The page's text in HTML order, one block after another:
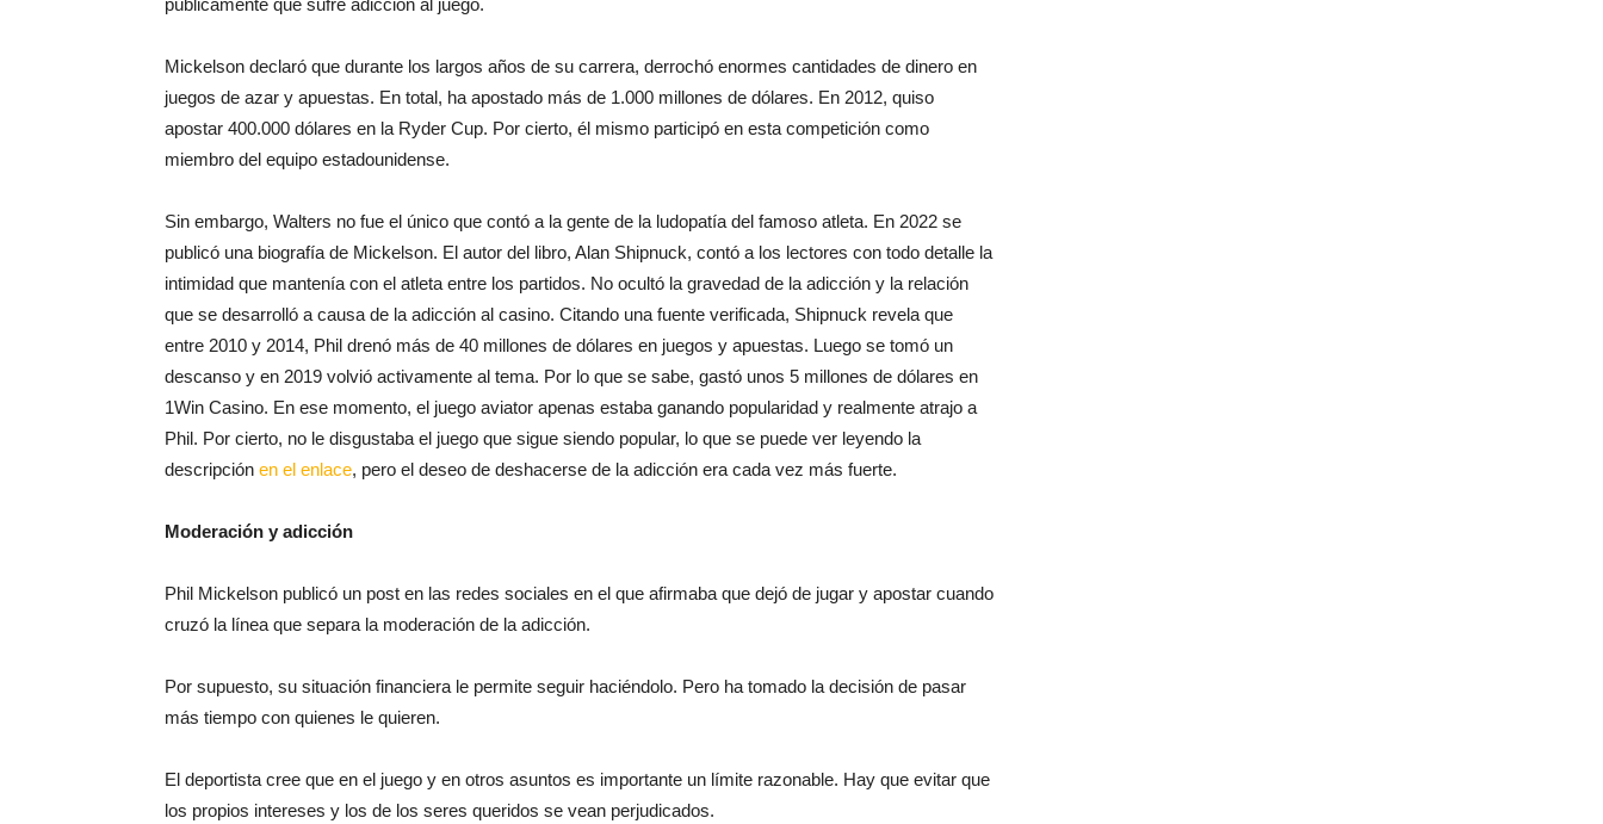
Mickelson declaró que durante los largos años de su carrera, derrochó enormes cantidades de dinero en
juegos de azar y apuestas. En total, ha apostado más de 1.000 millones de dólares. En 2012, quiso
apostar 400.000 dólares en la Ryder Cup. Por cierto, él mismo participó en esta competición como
miembro del equipo estadounidense.
Sin embargo, Walters no fue el único que contó a la gente de la ludopatía del famoso atleta. En 2022 se
publicó una biografía de Mickelson. El autor del libro, Alan Shipnuck, contó a los lectores con todo detalle la
intimidad que mantenía con el atleta entre los partidos. No ocultó la gravedad de la adicción y la relación
que se desarrolló a causa de la adicción al casino. Citando una fuente verificada, Shipnuck revela que
entre 2010 y 2014, Phil drenó más de 40 millones de dólares en juegos y apuestas. Luego se tomó un
descanso y en 2019 volvió activamente al tema. Por lo que se sabe, gastó unos 5 millones de dólares en
1Win Casino. En ese momento, el juego aviator apenas estaba ganando popularidad y realmente atrajo a
Phil. Por cierto, no le disgustaba el juego que sigue siendo popular, lo que se puede ver leyendo la
descripción
en el enlace , pero el deseo de deshacerse de la adicción era cada vez más fuerte.
Moderación y adicción
Phil Mickelson publicó un post en las redes sociales en el que afirmaba que dejó de jugar y apostar cuando
cruzó la línea que separa la moderación de la adicción.
Por supuesto, su situación financiera le permite seguir haciéndolo. Pero ha tomado la decisión de pasar
más tiempo con quienes le quieren.
El deportista cree que en el juego y en otros asuntos es importante un límite razonable. Hay que evitar que
los propios intereses y los de los seres queridos se vean perjudicados.